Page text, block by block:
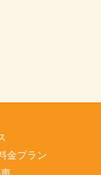
金プラン